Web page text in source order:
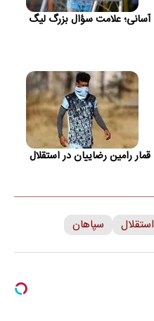
آسانی؛ علامت سؤال بزرگ لیگ
قمار رامین رضاییان در استقلال
استقلال سپاهان